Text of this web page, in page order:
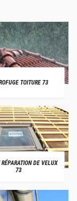
TOITURE 73
RÉPARATION DE VELUX
73